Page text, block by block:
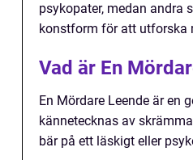
psykopater, medan andra
konstform för att utforska
Vad är En
En Mördare Leende är en
kännetecknas av
bär på ett läskigt eller